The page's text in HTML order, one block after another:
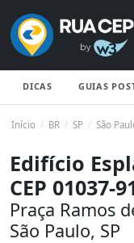
DICAS GUIAS
Início BR SP São
Edifício
CEP 01037-
Praça Ramos
São Paulo, SP